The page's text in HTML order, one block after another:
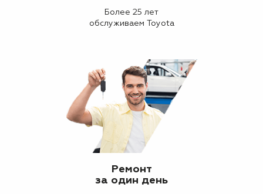
Более 25 лет
обслуживаем Toyota
Ремонт
за один день